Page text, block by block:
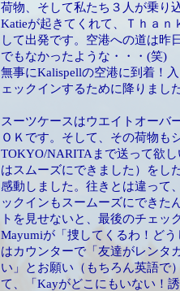
荷物、そして私たち３人が乗り
Katieが起きてくれて、Ｔｈａｎ
して出発です。空港への道は昨
でもなかったような・・・(笑)
無事にKalispellの空港に到着！
ェックインするために降りまし
スーツケースはウエイトオーバ
ＯＫです。そして、その荷物も
TOKYO/NARITAまで送って欲
はスムーズにできました）をし
感動しました。往きとは違って
ックインもスームーズにできた
トを見せないと、最後のチェッ
Mayumiが「捜してくるわ！ど
はカウンターで「友達がレンタ
い」とお願い（もちろん英語で
て、「Kayがどこにもいない！